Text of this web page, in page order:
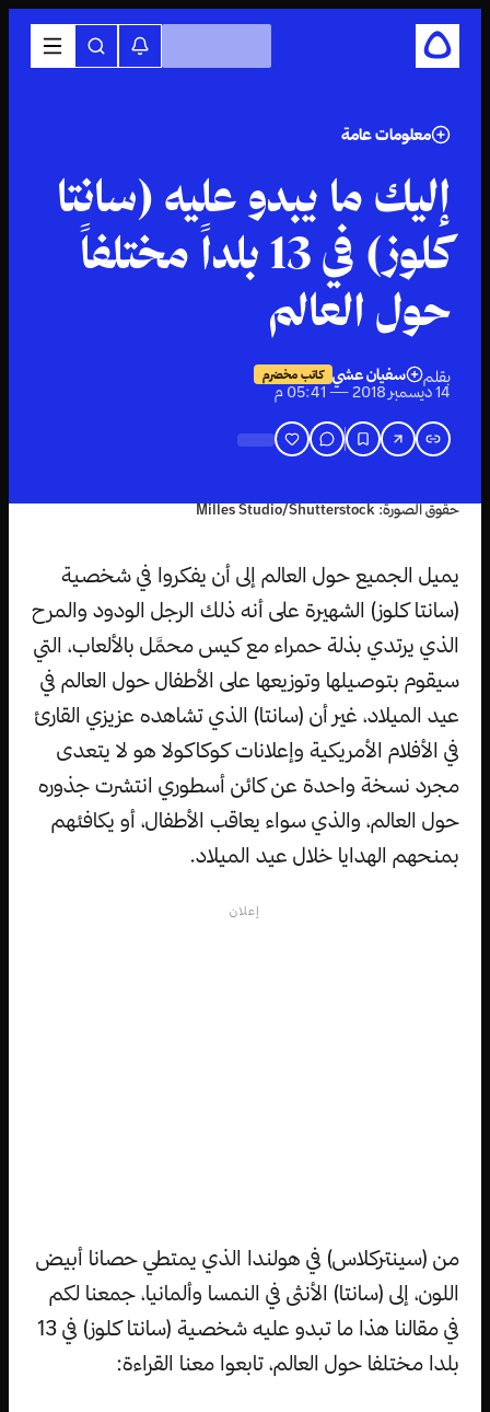
معلومات عامة
إليك ما يبدو عليه (سانتا
كلوز) في 13 بلداً مختلفاً
حول العالم
بقلم سفيان عشي كاتب مخضرم
14 ديسمبر 2018 — 05:41 م
حقوق الصورة: Milles Studio/Shutterstock
يميل الجميع حول العالم إلى أن يفكروا في شخصية
(سانتا كلوز) الشهيرة على أنه ذلك الرجل الودود والمرح
الذي يرتدي بذلة حمراء مع كيس محمَّل بالألعاب، التي
سيقوم بتوصيلها وتوزيعها على الأطفال حول العالم في
عيد الميلاد، غير أن (سانتا) الذي تشاهده عزيزي القارئ
في الأفلام الأمريكية وإعلانات كوكاكولا هو لا يتعدى
مجرد نسخة واحدة عن كائن أسطوري انتشرت جذوره
حول العالم، والذي سواء يعاقب الأطفال، أو يكافئهم
بمنحهم الهدايا خلال عيد الميلاد.
إعلان
من (سينتركلاس) في هولندا الذي يمتطي حصانا أبيض
اللون، إلى (سانتا) الأنثى في النمسا وألمانيا، جمعنا لكم
في مقالنا هذا ما تبدو عليه شخصية (سانتا كلوز) في 13
بلدا مختلفا حول العالم، تابعوا معنا القراءة: